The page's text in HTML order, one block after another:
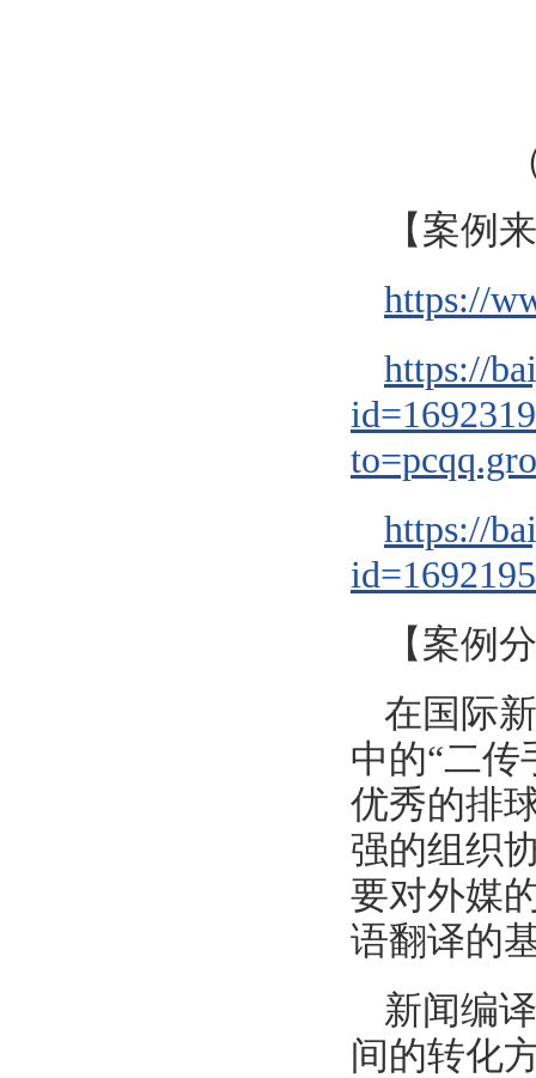
【案例
https://
https://
https://
【案例
在国际
中的“二
优秀的排
强的组织
要对外媒
语翻译的
新闻编
间的转化